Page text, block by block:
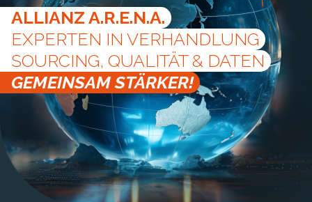
ALLIANZ A.R.E.N.A.
EXPERTEN IN VERHANDLUNG
SOURCING, QUALITÄT & DATEN
GEMEINSAM STÄRKER!